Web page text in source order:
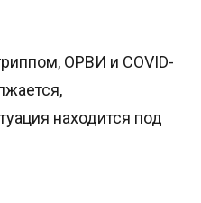
ОРВИ и COVID-
находится под